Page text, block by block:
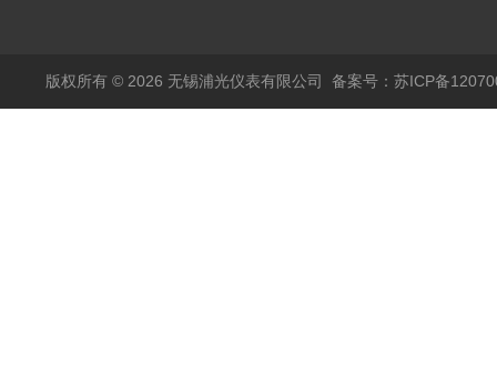
版权所有 © 2026 无锡浦光仪表有限公司 备案号：苏ICP备